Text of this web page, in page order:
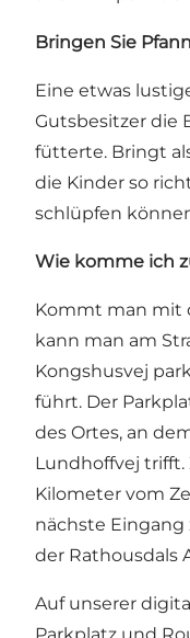
Bringen Sie
Eine etwas
Gutsbesitzer die
fütterte. Bringt
die Kinder so
schlüpfen
Wie komme ich
Kommt man mit
kann man am
Kongshusvej
führt. Der
des Ortes, an
Lundhoffvej trifft.
Kilometer vom
nächste
der Rathousdals
Auf unserer